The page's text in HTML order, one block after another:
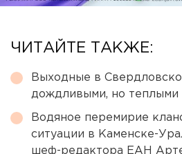
ЧИТАЙТЕ ТАКЖЕ:
Выходные в
дождливыми, но теплыми
Водяное перемирие
ситуации в Каменске-
шеф-редактора ЕАН